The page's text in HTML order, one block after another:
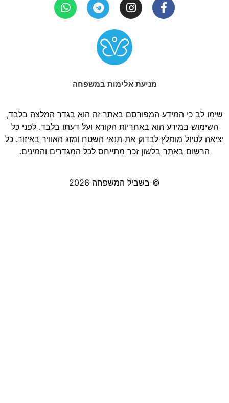
מניעת אלימות במשפחה
שימו לב כי המידע המפורסם באתר זה הוא בגדר המלצה בלבד,
השימוש במידע הוא באחריות הקורא ועל דעתו בלבד. לפני כל
יציאה לטיול מומלץ לבדוק את תנאי השטח ומזג האוויר באיזור. כל
הרשום באתר בלשון זכר מתייחס לכל המגדרים והמינים.
© בשביל המשפחה 2026